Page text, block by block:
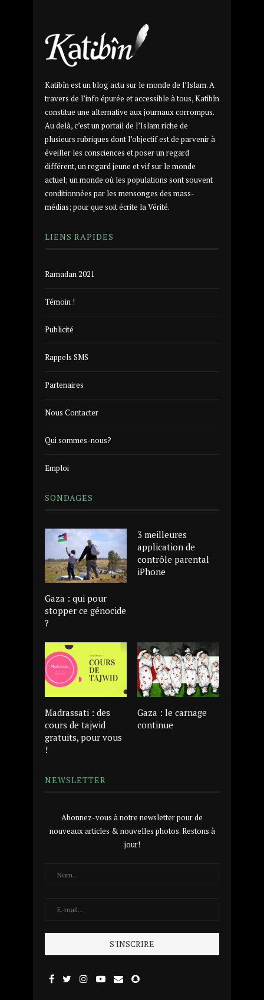
Katibîn est un blog actu sur le monde de l’Islam. A
travers de l’info épurée et accessible à tous, Katibîn
constitue une alternative aux journaux corrompus.
Au delà, c’est un portail de l’Islam riche de
plusieurs rubriques dont l’objectif est de parvenir à
éveiller les consciences et poser un regard
différent, un regard jeune et vif sur le monde
actuel; un monde où les populations sont souvent
conditionnées par les mensonges des mass-
médias; pour que soit écrite la Vérité.
LIENS RAPIDES
Ramadan 2021
Témoin !
Publicité
Rappels SMS
Partenaires
Nous Contacter
Qui sommes-nous?
Emploi
SONDAGES
Gaza : qui pour
stopper ce génocide
?
3 meilleures
application de
contrôle parental
iPhone
Madrassati : des
cours de tajwid
gratuits, pour vous
!
Gaza : le carnage
continue
NEWSLETTER
Abonnez-vous à notre newsletter pour de
nouveaux articles & nouvelles photos. Restons à
jour!